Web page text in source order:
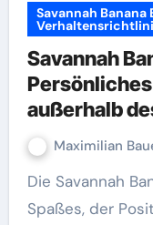
Savannah Banana
Savannah
außerhalb
Öffentliches
Maximilian
Die Savannah Bananas betonen eine Kultur des
Spaßes, der